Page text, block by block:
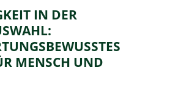
IN DER
MENSCH UND